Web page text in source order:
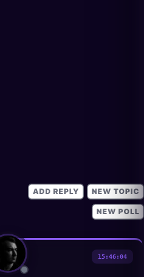
15:46:04